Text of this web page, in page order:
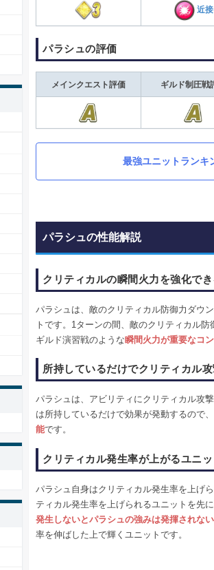
近接
パラシュの評価
メインクエスト評価 ギルド制圧戦
最強ユニットランキ
パラシュの性能解説
クリティカルの瞬間火力を強化でき
パラシュは、敵のクリティカル防御力ダウ
トです。1ターンの間、敵のクリティカル防
ギルド演習戦のような瞬間火力が重要なコ
所持しているだけでクリティカル
パラシュは、アビリティにクリティカル攻
は所持しているだけで効果が発動するので、
能です。
クリティカル発生率が上がるユニ
パラシュ自身はクリティカル発生率を上げ
ティカル発生率を上げられるユニットを先に
発生しないとパラシュの強みは発揮されない
率を伸ばした上で輝くユニットです。